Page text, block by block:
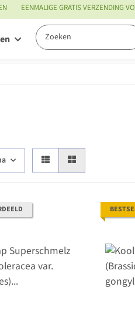
EENMALIGE GRATIS VERZENDING
Service